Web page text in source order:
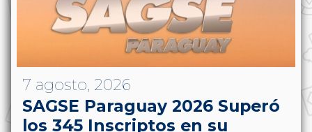
7 agosto, 2026
SAGSE Paraguay 2026 Superó
los 345 Inscriptos en su